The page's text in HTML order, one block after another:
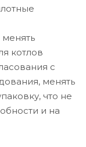
котлов
с
менять
что не
и на